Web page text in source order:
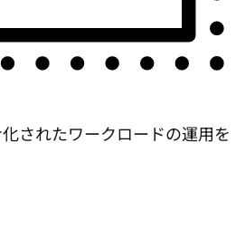
されたワークロードの運用を